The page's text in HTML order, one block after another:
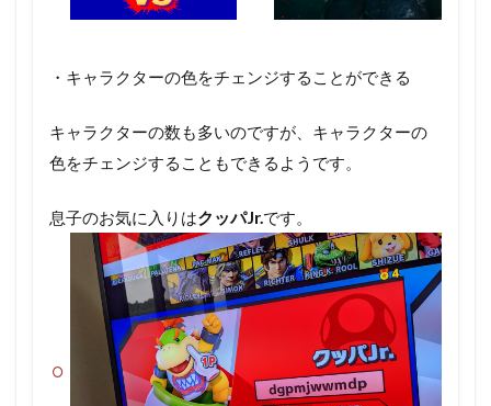
・キャラクターの色をチェンジすることができる
キャラクターの数も多いのですが、キャラクターの
色をチェンジすることもできるようです。
息子のお気に入りはクッパJr.です。